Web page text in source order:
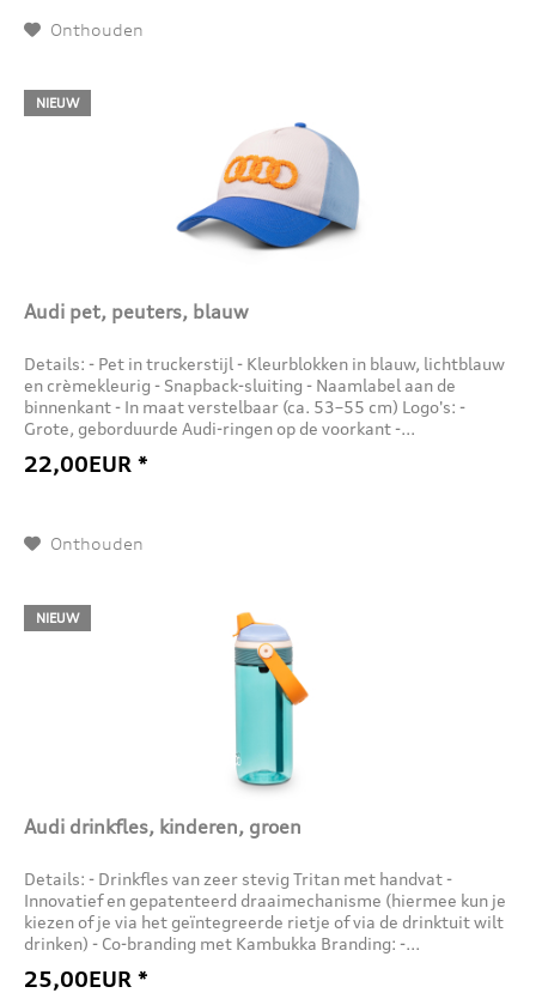
Onthouden
NIEUW
Audi pet, peuters, blauw
Details: - Pet in truckerstijl - Kleurblokken in blauw, lichtblauw
en crèmekleurig - Snapback-sluiting - Naamlabel aan de
binnenkant - In maat verstelbaar (ca. 53–55 cm) Logo's: -
Grote, geborduurde Audi-ringen op de voorkant -...
22,00EUR *
Onthouden
NIEUW
Audi drinkfles, kinderen, groen
Details: - Drinkfles van zeer stevig Tritan met handvat -
Innovatief en gepatenteerd draaimechanisme (hiermee kun je
kiezen of je via het geïntegreerde rietje of via de drinktuit wilt
drinken) - Co-branding met Kambukka Branding: -...
25,00EUR *